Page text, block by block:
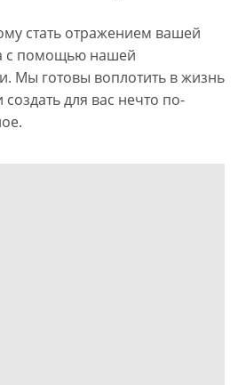
стать отражением вашей
с помощью нашей
Мы готовы воплотить в жизнь
для вас нечто по-